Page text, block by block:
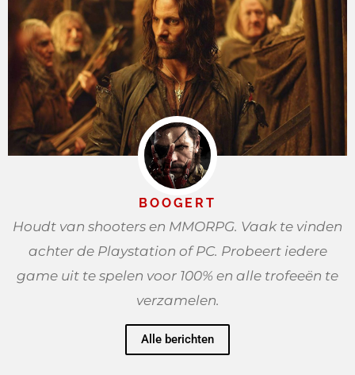
BOOGERT
Houdt van shooters en MMORPG. Vaak te vinden
achter de Playstation of PC. Probeert iedere
game uit te spelen voor 100% en alle trofeeën te
verzamelen.
Alle berichten